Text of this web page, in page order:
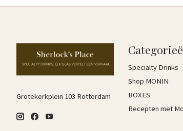
Grotekerkplein 103 Rotterdam
Specialty Drinks
Shop MONIN
BOXES
Recepten met